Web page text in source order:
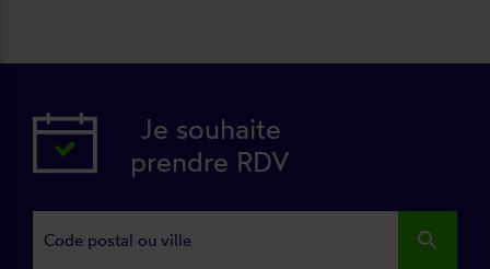
Je souhaite
prendre RDV
search